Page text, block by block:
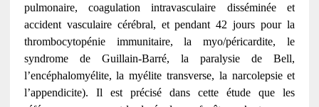
pulmonaire, coagulation intravasculaire disséminée et
accident vasculaire cérébral, et pendant 42 jours pour la
thrombocytopénie immunitaire, la myo/péricardite, le
syndrome de Guillain-Barré, la paralysie de Bell,
l’encéphalomyélite, la myélite transverse, la narcolepsie et
l’appendicite). Il est précisé dans cette étude que les